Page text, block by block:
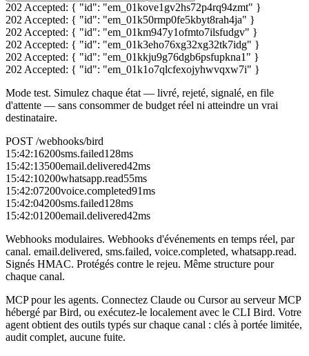
202 Accepted: { "id": "em_01kove1gv2hs72p4rq94zmt" }
202 Accepted: { "id": "em_01k50rmp0fe5kbyt8rah4ja" }
202 Accepted: { "id": "em_01km947y1ofmto7ilsfudgv" }
202 Accepted: { "id": "em_01k3eho76xg32xg32tk7idg" }
202 Accepted: { "id": "em_01kkju9g76dgb6psfupkna1" }
202 Accepted: { "id": "em_01k1o7qlcfexojyhwvqxw7i" }
Mode test. Simulez chaque état — livré, rejeté, signalé, en file
d'attente — sans consommer de budget réel ni atteindre un vrai
destinataire.
POST /webhooks/bird
15:42:16200sms.failed128ms
15:42:13500email.delivered42ms
15:42:10200whatsapp.read55ms
15:42:07200voice.completed91ms
15:42:04200sms.failed128ms
15:42:01 200email.delivered42ms
Webhooks modulaires. Webhooks d'événements en temps réel, par
canal. email.delivered, sms.failed, voice.completed, whatsapp.read.
Signés HMAC. Protégés contre le rejeu. Même structure pour
chaque canal.
MCP pour les agents. Connectez Claude ou Cursor au serveur MCP
hébergé par Bird, ou exécutez-le localement avec le CLI Bird. Votre
agent obtient des outils typés sur chaque canal : clés à portée limitée,
audit complet, aucune fuite.